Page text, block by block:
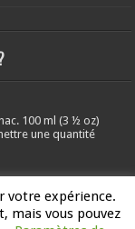
100 ml (3 ½ oz)
une quantité
la crème, le jus de
ou passoire à mailles
votre expérience.
mais vous pouvez